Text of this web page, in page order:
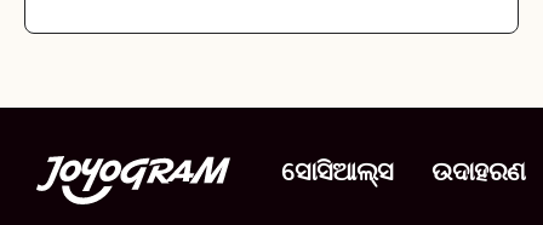
ସୋସିଆଲ୍ସ ଉଦାହରଣ